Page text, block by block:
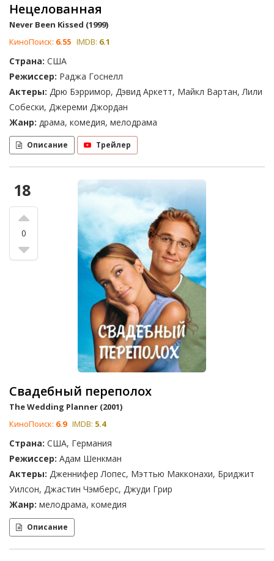
Нецелованная
Never Been Kissed (1999)
КиноПоиск: 6.55 IMDB: 6.1
Страна: США
Режиссер: Раджа Госнелл
Актеры: Дрю Бэрримор, Дэвид Аркетт, Майкл Вартан, Лили
Собески, Джереми Джордан
Жанр: драма, комедия, мелодрама
Описание Трейлер
18
0
Свадебный переполох
The Wedding Planner (2001)
КиноПоиск: 6.9 IMDB: 5.4
Страна: США, Германия
Режиссер: Адам Шенкман
Актеры: Дженнифер Лопес, Мэттью Макконахи, Бриджит
Уилсон, Джастин Чэмберс, Джуди Грир
Жанр: мелодрама, комедия
Описание